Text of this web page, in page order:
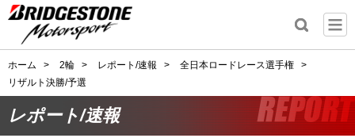
ホーム > 2輪 > レポート/速報 > 全日本ロードレース選手権
>
リザルト決勝/予選
レポート/速報